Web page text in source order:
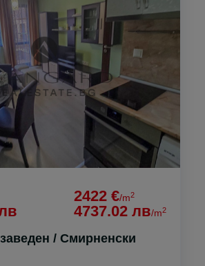
2422 €/m2
4737.02 лв/m2
/ Смирненски